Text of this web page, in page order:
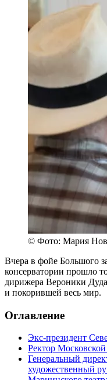
© Фото: Мария
Вчера в фойе Большого
консерватории прошло
дирижера Вероники
и покорившей весь мир.
Оглавление
Экс-президент
Ректор
Генеральный
художественный